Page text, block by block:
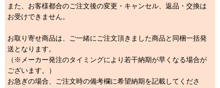
また、お客様都合のご注文後の変更・キャンセル、返品・交換は
お受けできません。
お取り寄せ商品は、ご一緒にご注文頂きました商品と同梱一括発
送となります。
（※メーカー発注のタイミングにより若干納期が早くなる場合が
ございます。）
お急ぎの場合、ご注文時の備考欄に希望納期を記載してくださ